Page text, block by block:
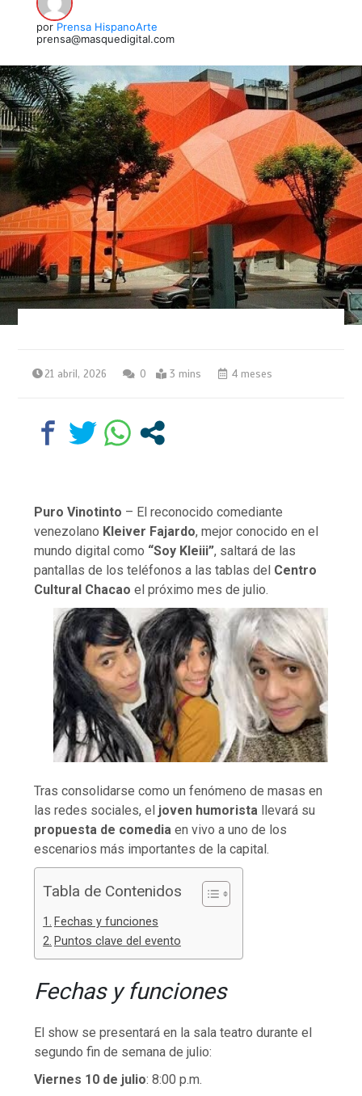
por Prensa HispanoArte
prensa@masquedigital.com
21 abril, 2026 0 3 mins 4 meses
Puro Vinotinto – El reconocido comediante
venezolano Kleiver Fajardo, mejor conocido en el
mundo digital como “Soy Kleiii”, saltará de las
pantallas de los teléfonos a las tablas del Centro
Cultural Chacaoel próximo mes de julio.
Tras consolidarse como un fenómeno de masas en
las redes sociales, el joven humorista llevará su
propuesta de comedia en vivo a uno de los
escenarios más importantes de la capital.
Tabla de Contenidos
Fechas y funciones
Puntos clave del evento
Fechas y funciones
El show se presentará en la sala teatro durante el
segundo fin de semana de julio:
Viernes 10 de julio: 8:00 p.m.